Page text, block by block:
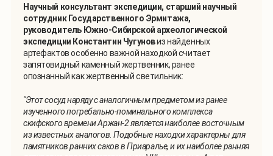
Научный консультант экспедиции, старший научный
сотрудник Государственного Эрмитажа,
руководитель Южно-Сибирской археологической
экспедиции Константин Чугуновиз найденных
артефактов особенно важной находкой считает
запятовидный каменный жертвенник, ранее
опознанный как жертвенный светильник:
"Этот сосуд наряду с аналогичным предметом из ранее
изученного погребально-поминального комплекса
скифского времени Аржан-2 является наиболее восточным
из известных аналогов. Подобные находки характерны для
памятников ранних саков в Приаралье, и их наиболее ранняя